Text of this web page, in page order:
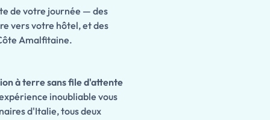
de votre journée — des
vers votre hôtel, et des
Amalfitaine.
à terre sans file d'attente
inoubliable vous
d'Italie, tous deux